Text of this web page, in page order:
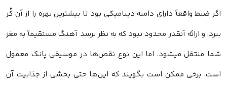
اگر ضبط واقعاً دارای دامنه دینامیکی بود تا بیشترین بهره را از آن کُر
ببرد، و ارائه آنقدر محدود نبود که به نظر برسد آهنگ مستقیماً به مغز
شما منتقل میشود، اما این نوع نقص‌ها در موسیقی پانک معمول
است. برخی ممکن است بگویند که این‌ها حتی بخشی از جذابیت آن